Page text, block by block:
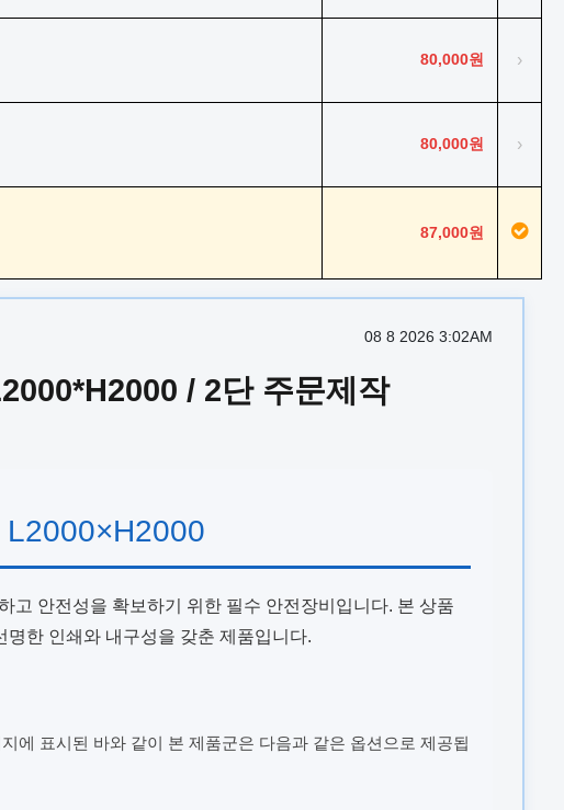
80,000원 ›
80,000원 ›
87,000원
08 8 2026 3:02AM
/ 2단 주문제작
고 안전성을 확보하기 위한 필수 안전장비입니다. 본 상품
명한 인쇄와 내구성을 갖춘 제품입니다.
에 표시된 바와 같이 본 제품군은 다음과 같은 옵션으로 제공됩